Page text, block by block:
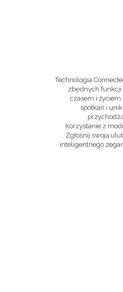
Technologia
zbędnych funkcji
czasem i
spotkań i
Korzystanie z
Zgłośnij swoją
inteligentnego